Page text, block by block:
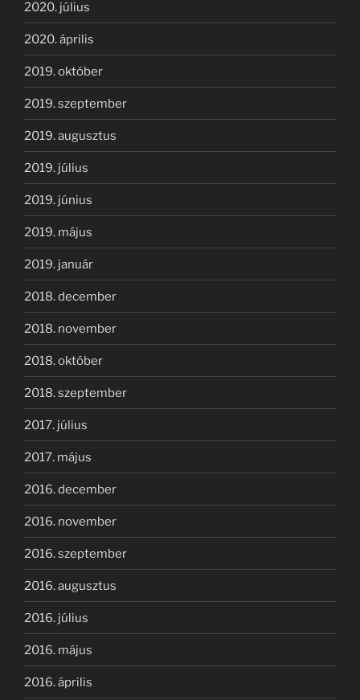
2020. július
2020. április
2019. október
2019. szeptember
2019. augusztus
2019. július
2019. június
2019. május
2019. január
2018. december
2018. november
2018. október
2018. szeptember
2017. július
2017. május
2016. december
2016. november
2016. szeptember
2016. augusztus
2016. július
2016. május
2016. április